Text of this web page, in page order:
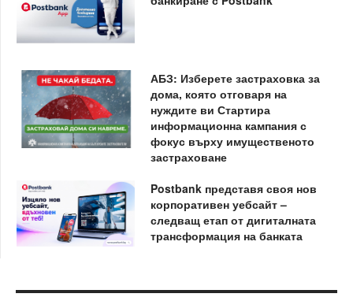
АБЗ: Изберете застраховка за
дома, която отговаря на
нуждите ви Стартира
информационна кампания с
фокус върху имущественото
застраховане
Postbank представя своя нов
корпоративен уебсайт –
следващ етап от дигиталната
трансформация на банката